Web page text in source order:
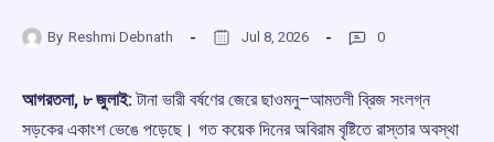
By Reshmi Debnath Jul 8, 2026 0
আগরতলা, ৮ জুলাই:টানা ভারী বর্ষণের জেরে ছাওমনু–আমতলী ব্রিজ সংলগ্ন
সড়কের একাংশ ভেঙে পড়েছে। গত কয়েক দিনের অবিরাম বৃষ্টিতে রাস্তার অবস্থা